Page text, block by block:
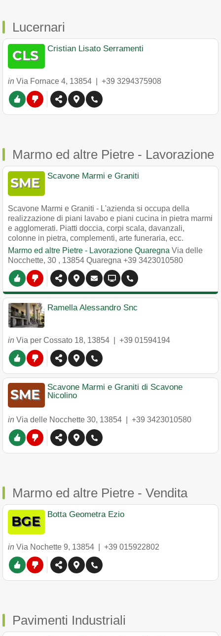
Lucernari
Cristian Lisato Serramenti
in Via Fornace 4, 13854 +39 3294375908
Marmo ed altre Pietre - Lavorazione
Scavone Marmi e Graniti
Scavone Marmi e Graniti - L'azienda si occupa della
realizzazione di piani lavabo e piani cucina in pietra marmi
e agglomerati. Piatti doccia, corpi scala, davanzali,
colonne in pietra, complementi, arte funeraria, ecc.
Marmo ed altre Pietre - Lavorazione Quaregna Via delle
Nocchette, 30 , 13854 Quaregna +39 3423010580
Ramella Alessandro Snc
in Via per Cossato 18, 13854 +39 01594194
Scavone Marmi e Graniti di Scavone
Nicolino
in Via delle Nocchette 30, 13854 +39 3423010580
Marmo ed altre Pietre - Vendita
Botta Geometra Ezio
in Via Nochette 9, 13854 +39 015922802
Pavimenti Industriali